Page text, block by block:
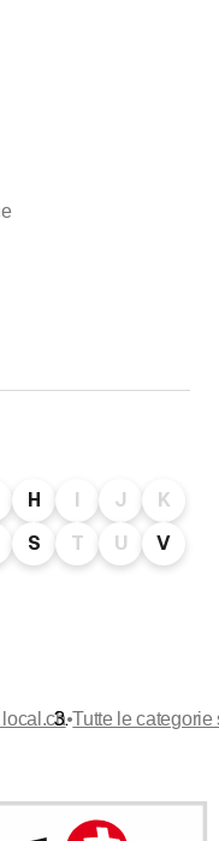
H I J
K
S T U
V
•Tutte le categorie